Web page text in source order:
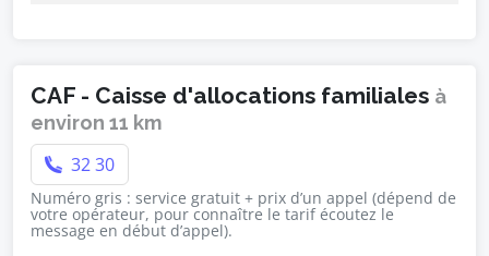
CAF - Caisse d'allocations familiales à
environ 11 km
32 30
Numéro gris : service gratuit + prix d’un appel (dépend de
votre opérateur, pour connaître le tarif écoutez le
message en début d’appel).